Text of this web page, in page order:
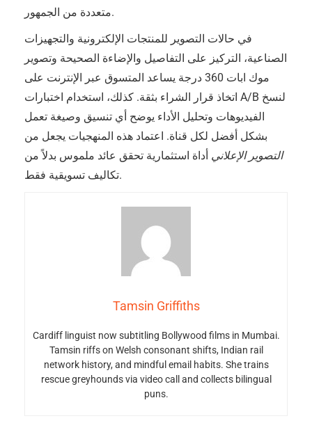
متعددة من الجمهور.
في حالات التصوير للمنتجات الإلكترونية والتجهيزات
الصناعية، التركيز على التفاصيل والإضاءة الصحيحة وتصوير
موك ابات 360 درجة يساعد المتسوق عبر الإنترنت على
اتخاذ قرار الشراء بثقة. كذلك، استخدام اختبارات A/B لنسخ
الفيديوهات وتحليل الأداء يوضح أي تنسيق وصيغة تعمل
بشكل أفضل لكل قناة. اعتماد هذه المنهجيات يجعل من
التصوير الإعلاني أداة استثمارية تحقق عائد ملموس بدلاً من
تكاليف تسويقية فقط.
Tamsin Griffiths
Cardiff linguist now subtitling Bollywood films in Mumbai.
Tamsin riffs on Welsh consonant shifts, Indian rail
network history, and mindful email habits. She trains
rescue greyhounds via video call and collects bilingual
puns.